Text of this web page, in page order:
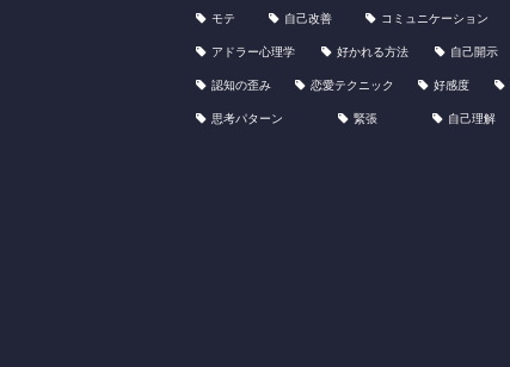
モテ 自己改善 コミュニケーション
アドラー心理学 好かれる方法 自己開示
認知の歪み 恋愛テクニック 好感度
思考パターン 緊張 自己理解